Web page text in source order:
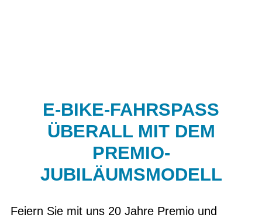
E-BIKE-FAHRSPASS Ü
BERALL MIT DEM P
REMIO-J
UBILÄUMSMODELL
Feiern Sie mit uns 20 Jahre Premio und